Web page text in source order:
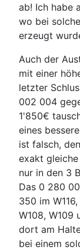
ab! Ich habe
wo bei
erzeugt
Auch der
mit einer
letzter
002 004
1'850€
eines
ist falsch,
exakt
nur in den 3
Das 0 280
350 im
W108, W109
dort am
bei einem